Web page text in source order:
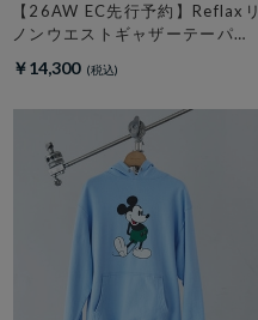
【26AW EC先行予約】Reflaxリ
ノンウエストギャザーテーパー
￥14,300